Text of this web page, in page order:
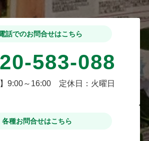
話でのお問合せはこちら
583-088
】9:00～16:00 定休日：火曜日
各種お問合せはこちら